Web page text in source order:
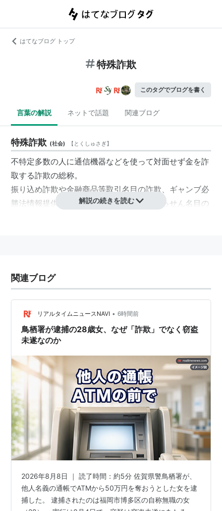
はてなブログ トップ
特殊詐欺
このタグでブログを書く
言葉の解説 ネットで話題 関連ブログ
特殊詐欺 (社会) 【 とくしゅさぎ】
不特定多数の人に通信機器などを使って対面せず金を詐
取する詐欺の総称。
振り込め詐欺や金融商品等取引名目の詐欺、ギャンブ必
勝法情報提供名目の詐欺、異性との交際あっせん名目の
架空請求詐欺
融資保証金詐欺
金融商品等取引名目の詐欺
ギャンブル必勝法情報提供名目の詐欺
など
解説の続きを読む
関連ブログ
リアルタイムニュースNAVI • 6時間前
鳥栖署が逮捕の28歳女、なぜ「詐欺」でなく窃盗
未遂なのか
2026年8月8日 ｜ 読了時間：約5分 佐賀県警鳥栖署が、
他人名義の通帳でATMから50万円を奪おうとした女を逮
捕した。 逮捕されたのは福岡市博多区の自称無職の女